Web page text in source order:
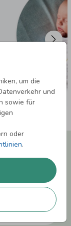
um die
und
sowie für
oder
.
bleibe auf dem